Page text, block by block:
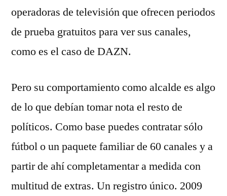
operadoras de televisión que ofrecen periodos
de prueba gratuitos para ver sus canales,
como es el caso de DAZN.
Pero su comportamiento como alcalde es algo
de lo que debían tomar nota el resto de
políticos. Como base puedes contratar sólo
fútbol o un paquete familiar de 60 canales y a
partir de ahí completamentar a medida con
multitud de extras. Un registro único. 2009